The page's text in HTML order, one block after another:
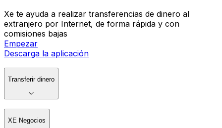
Xe te ayuda a realizar transferencias de dinero al
extranjero por Internet, de forma rápida y con
comisiones bajas
Empezar
Descarga la aplicación
Transferir dinero
XE Negocios